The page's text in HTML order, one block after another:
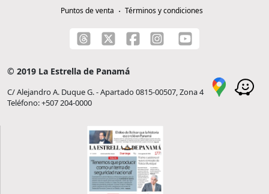
Puntos de venta
Términos y condiciones
© 2019 La Estrella de Panamá
C/ Alejandro A. Duque G. - Apartado 0815-00507, Zona 4
Teléfono: +507 204-0000